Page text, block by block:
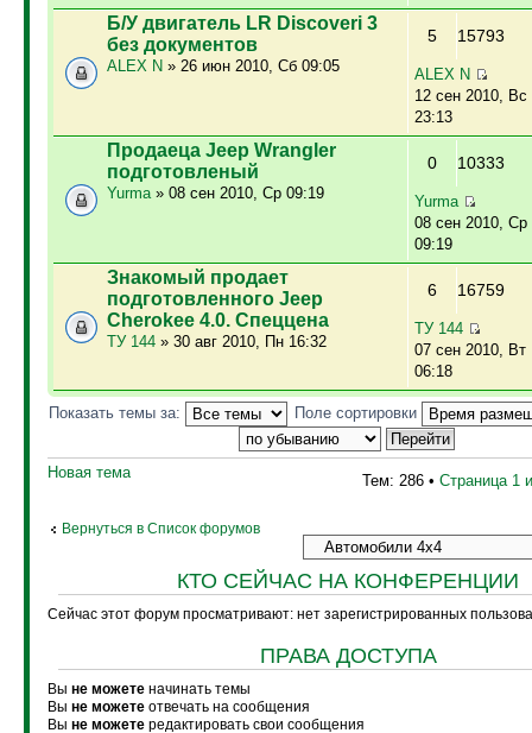
Б/У двигатель LR Discoveri 3
без документов
ALEX N » 26 июн 2010, Сб 09:05
5 15793
ALEX N
12 сен 2010, Вс
23:13
Продаеца Jeep Wrangler
подготовленый
Yurma» 08 сен 2010, Ср 09:19
0 10333
Yurma
08 сен 2010, Ср
09:19
Знакомый продает
подготовленного Jeep
Cherokee 4.0. Спеццена
ТУ 144» 30 авг 2010, Пн 16:32
6 16759
ТУ 144
07 сен 2010, Вт
06:18
Показать темы за: Поле сортировки
Новая тема Тем: 286 • Страница 1
Вернуться в Список форумов
КТО СЕЙЧАС НА КОНФЕРЕНЦИИ
Сейчас этот форум просматривают: нет зарегистрированных
ПРАВА ДОСТУПА
Вы не можетеначинать темы
Вы не можетеотвечать на сообщения
Вы не можетередактировать свои сообщения